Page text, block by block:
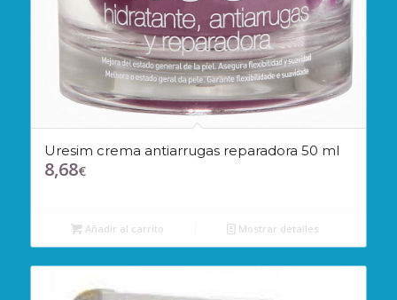
Uresim crema antiarrugas reparadora 50 ml
8,68€
Añadir al carrito Mostrar detalles